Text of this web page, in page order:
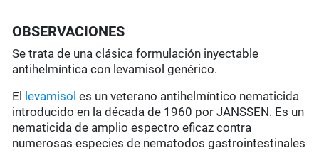
OBSERVACIONES
Se trata de una clásica formulación inyectable
antihelmíntica con levamisol genérico.
El
levamisol es un veterano antihelmíntico nematicida
introducido en la década de 1960 por JANSSEN. Es un
nematicida de amplio espectro eficaz contra
numerosas especies de nematodos gastrointestinales